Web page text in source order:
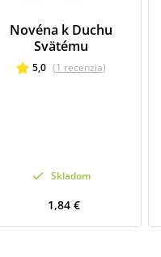
Novéna k Duchu
Svätému
5,0 (1 recenzia)
Skladom
1,84 €